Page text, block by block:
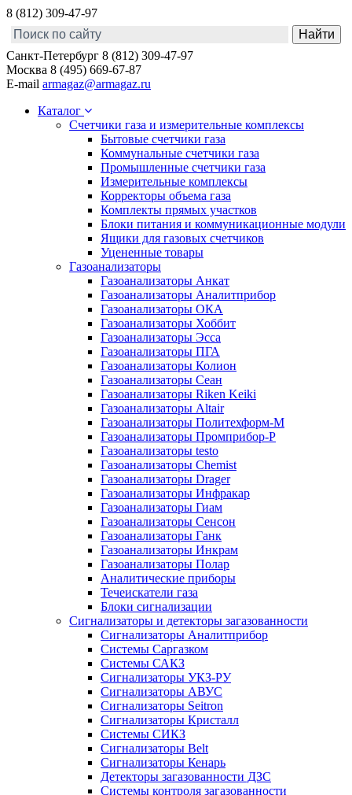
8 (812) 309-47-97
Санкт-Петербург 8 (812) 309-47-97
Москва 8 (495) 669-67-87
E-mail armagaz@armagaz.ru
Каталог
Счетчики газа и измерительные комплексы
Бытовые счетчики газа
Коммунальные счетчики газа
Промышленные счетчики газа
Измерительные комплексы
Корректоры объема газа
Комплекты прямых участков
Блоки питания и коммуникационные модули
Ящики для газовых счетчиков
Уцененные товары
Газоанализаторы
Газоанализаторы Анкат
Газоанализаторы Аналитприбор
Газоанализаторы ОКА
Газоанализаторы Хоббит
Газоанализаторы Эсса
Газоанализаторы ПГА
Газоанализаторы Колион
Газоанализаторы Сеан
Газоанализаторы Riken Keiki
Газоанализаторы Altair
Газоанализаторы Политехформ-М
Газоанализаторы Промприбор-Р
Газоанализаторы testo
Газоанализаторы Chemist
Газоанализаторы Drager
Газоанализаторы Инфракар
Газоанализаторы Гиам
Газоанализаторы Сенсон
Газоанализаторы Ганк
Газоанализаторы Инкрам
Газоанализаторы Полар
Аналитические приборы
Течеискатели газа
Блоки сигнализации
Сигнализаторы и детекторы загазованности
Сигнализаторы Аналитприбор
Системы Саргазком
Системы САКЗ
Сигнализаторы УКЗ-РУ
Сигнализаторы АВУС
Сигнализаторы Seitron
Сигнализаторы Кристалл
Системы СИКЗ
Сигнализаторы Belt
Сигнализаторы Кенарь
Детекторы загазованности ДЗС
Системы контроля загазованности